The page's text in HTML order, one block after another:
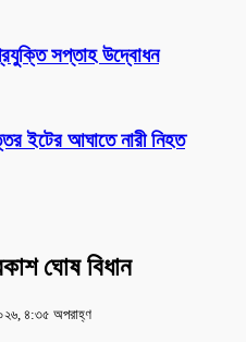
সপ্তাহ উদ্বোধন
ইটের আঘাতে নারী নিহত
ঘোষ বিধান
৪:৩৫ অপরাহ্ণ